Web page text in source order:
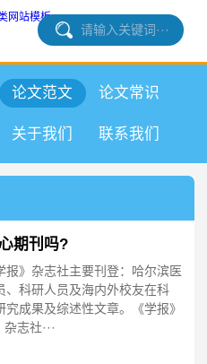
论文范文 论文常识
关于我们 联系我们
期刊吗?
》杂志社主要刊登：哈尔滨医
、科研人员及海内外校友在科
成果及综述性文章。《学报》
志社···